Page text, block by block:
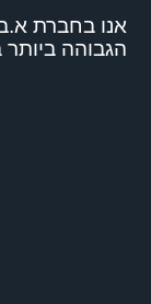
אנו בחברת
הגבוהה ביותר